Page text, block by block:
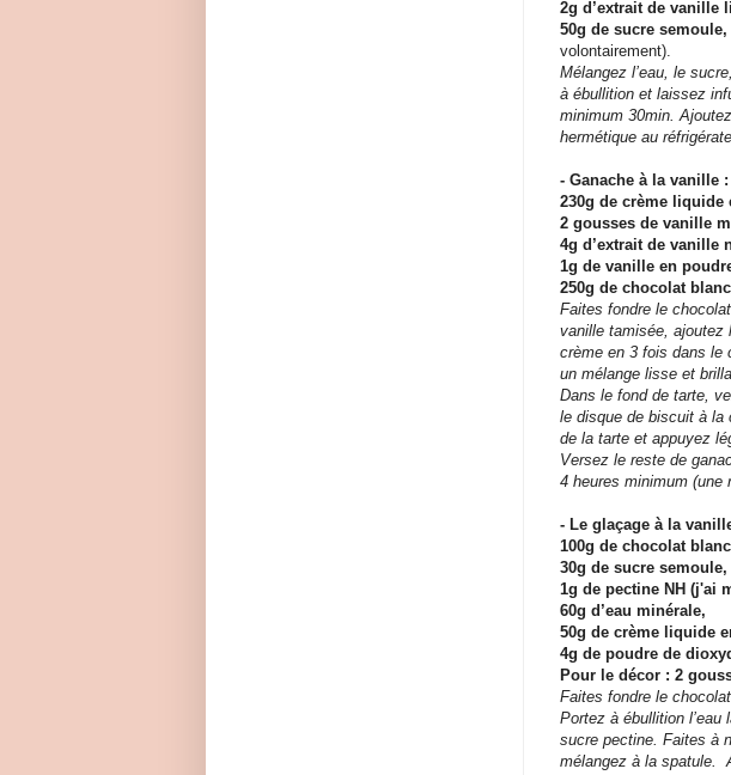
2g d’extrait de vanille
50g de sucre semoule,
volontairement).
Mélangez l’eau, le
à ébullition et laissez
minimum 30min.
hermétique au
- Ganache à la vanille :
230g de crème liquide
2 gousses de vanille
4g d’extrait de vanille
1g de vanille en
250g de chocolat
Faites fondre le
vanille tamisée, ajoutez
crème en 3 fois dans le
un mélange lisse et
Dans le fond de tarte,
le disque de biscuit à la
de la tarte et appuyez
Versez le reste de
4 heures minimum (une
- Le glaçage à la
100g de chocolat
30g de sucre semoule,
1g de pectine NH (j'ai
60g d’eau minérale,
50g de crème liquide
4g de poudre de
Pour le décor : 2
Faites fondre le
Portez à ébullition
sucre pectine. Faites à
mélangez à la spatule.